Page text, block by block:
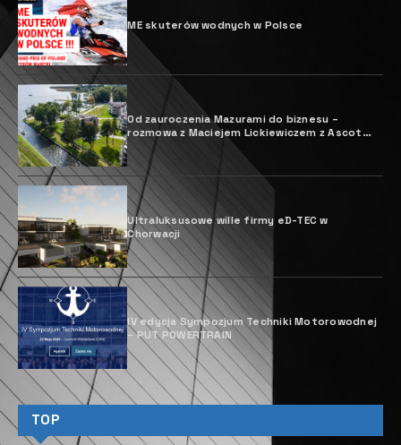
S
irena 48 debiutowała na festiwalu
jachtów w Cannes w 2023 roku i
zaledwie kilka miesięcy po tym
wydarzeniu turecki konstruktor
jachtów zaprezentował światu jej
nowy wariant hybrydowy. Dzięki świeżej, eleganckiej
stylistyce coupé i wysokowydajnemu seryjnemu
hybrydowemu układowi napędowemu Sirena 48
odważnie odpowiada na wyzwania bardziej
zrównoważonego żeglarstwa. Cicha moc na żądanie